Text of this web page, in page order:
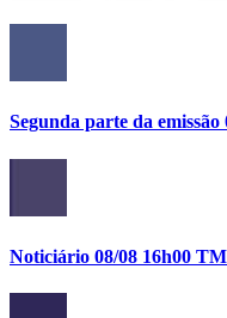
Segunda parte da
Noticiário 08/08 16h00